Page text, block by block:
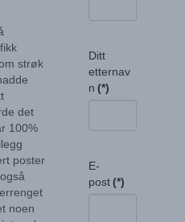
strøk
det
100%
poster
noen
Ditt
etternav
n (*)
E-
post(*)